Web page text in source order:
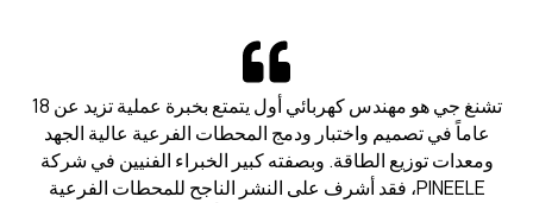
تشنغ جي هو مهندس كهربائي أول يتمتع بخبرة عملية تزيد عن 18
عاماً في تصميم واختبار ودمج المحطات الفرعية عالية الجهد
ومعدات توزيع الطاقة. وبصفته كبير الخبراء الفنيين في شركة
PINEELE، فقد أشرف على النشر الناجح للمحطات الفرعية